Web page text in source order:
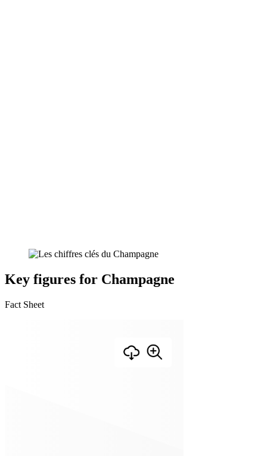
Key figures for Champagne
Fact Sheet